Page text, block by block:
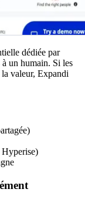
dédiée par
un humain. Si les
valeur, Expandi
Hyperise)